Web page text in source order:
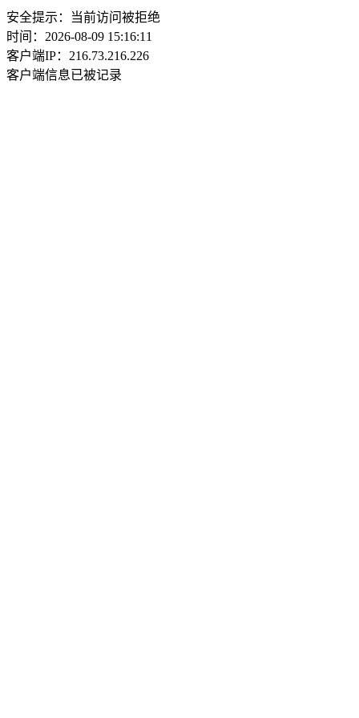
安全提示：当前访问被拒绝
时间：2026-08-09 15:16:11
客户端IP：216.73.216.226
客户端信息已被记录